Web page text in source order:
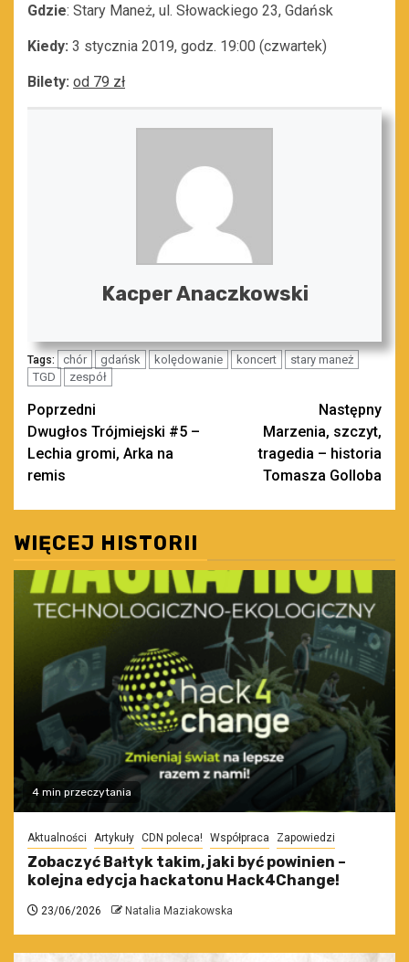
Gdzie: Stary Maneż, ul. Słowackiego 23, Gdańsk
Kiedy: 3 stycznia 2019, godz. 19:00 (czwartek)
Bilety: od 79 zł
Kacper Anaczkowski
Tags: chór gdańsk kolędowanie koncert
stary maneż
TGD
zespół
Zobacz
wpisy
Poprzedni
Dwugłos Trójmiejski #5 –
Lechia gromi, Arka na
remis
Następny
Marzenia, szczyt,
tragedia – historia
Tomasza Golloba
WIĘCEJ HISTORII
4 min przeczytania
Aktualności Artykuły CDN poleca! Współpraca Zapowiedzi
Zobaczyć Bałtyk takim, jaki być powinien –
kolejna edycja hackatonu Hack4Change!
23/06/2026 Natalia Maziakowska